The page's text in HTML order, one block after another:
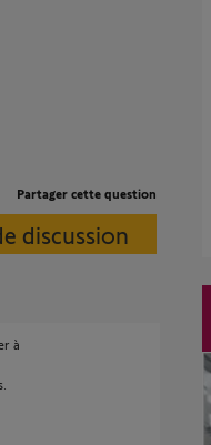
Partager cette question
discussion
à